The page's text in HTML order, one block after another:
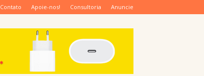
Contato Apoie-nos! Consultoria Anuncie